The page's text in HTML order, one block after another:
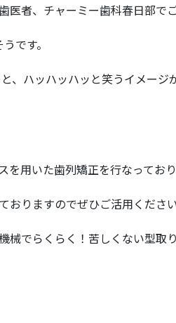
医者、チャーミー歯科春日部でご
です。
、ハッハッハッと笑うイメー
を用いた歯列矯正を行なっており
おりますのでぜひご活用ください
械でらくらく！苦しくない型取